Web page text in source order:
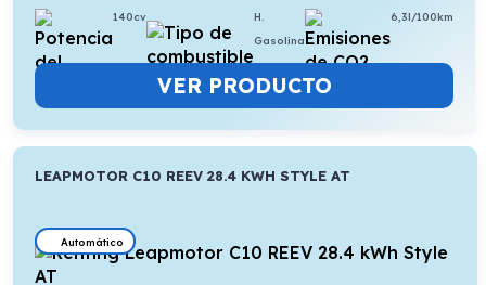
140cv
H.
Gasolina
6,3l/100km
VER PRODUCTO
LEAPMOTOR C10 REEV 28.4 KWH STYLE AT
Automático